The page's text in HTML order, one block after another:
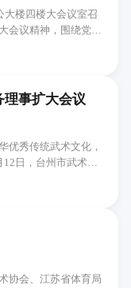
大楼四楼大会议室召
会议精神，围绕党建
理事扩大会议
优秀传统武术文化，
日，台州市武术协
协会、江苏省体育局